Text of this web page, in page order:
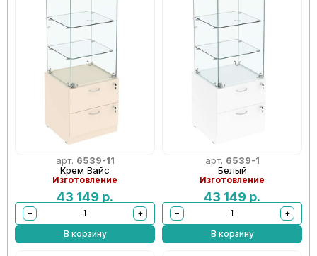
арт. 6539-11
Крем Вайс
Изготовление
43 149 р.
−
+
В корзину
арт. 6539-1
Белый
Изготовление
43 149 р.
−
+
В корзину